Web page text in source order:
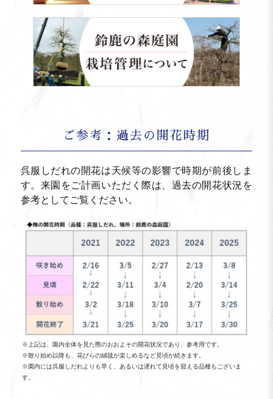
ご参考：過去の開花時期
呉服しだれの開花は天候等の影響で時期が前後しま
す。来園をご計画いただく際は、過去の開花状況 を
参考としてご覧ください。
※上記は、園内全体を見た際のおおよその開花状況であり、参考用です。
※散り始め以降も、花びらの絨毯が楽しめるなど見頃が続きます。
※園内には呉服しだれよりも早く、あるいは遅れて見頃を迎える品種もございま
す。